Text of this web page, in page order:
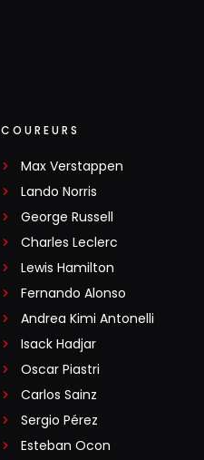
COUREURS
Max Verstappen
Lando Norris
George Russell
Charles Leclerc
Lewis Hamilton
Fernando Alonso
Andrea Kimi Antonelli
Isack Hadjar
Oscar Piastri
Carlos Sainz
Sergio Pérez
Esteban Ocon